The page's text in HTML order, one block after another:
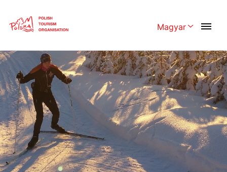
Magyar
English
Česká 中国
Dansk Deutschland
Español Français
Italiano
Nederlands 日本語